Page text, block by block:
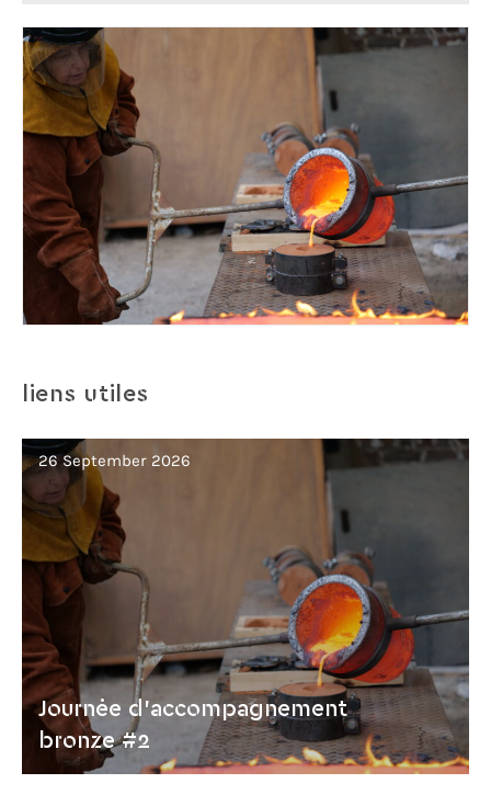
liens utiles
26 September 2026
Journée d'accompagnement
bronze #2